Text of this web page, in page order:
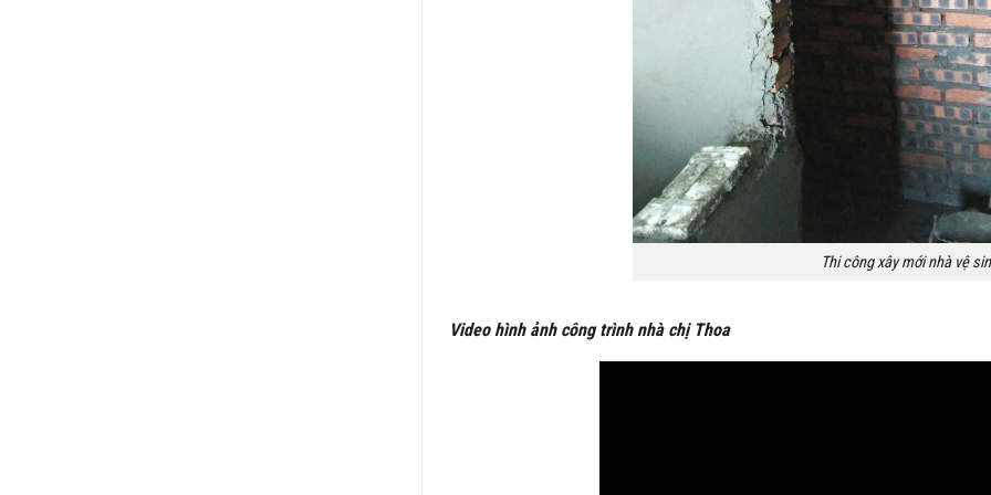
Thi công xây mới nhà vệ
Video hình ảnh công trình nhà chị Thoa